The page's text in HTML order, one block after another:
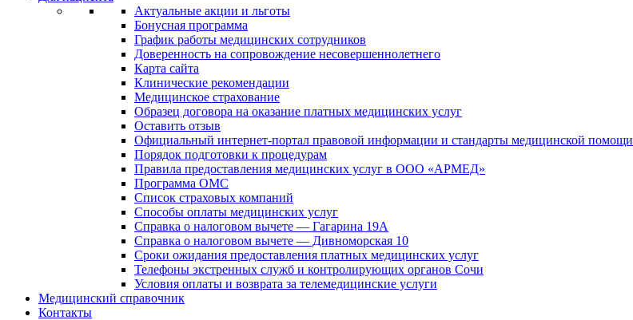
Актуальные акции и льготы
Бонусная программа
График работы медицинских сотрудников
Доверенность на сопровождение несовершеннолетнего
Карта сайта
Клинические рекомендации
Медицинское страхование
Образец договора на оказание платных медицинских услуг
Оставить отзыв
Официальный интернет-портал правовой информации и стандарты медицинской помощи
Порядок подготовки к процедурам
Правила предоставления медицинских услуг в ООО «АРМЕД»
Программа ОМС
Список страховых компаний
Способы оплаты медицинских услуг
Справка о налоговом вычете — Гагарина 19А
Справка о налоговом вычете — Дивноморская 10
Сроки ожидания предоставления платных медицинских услуг
Телефоны экстренных служб и контролирующих органов Сочи
Условия оплаты и возврата за телемедицинские услуги
Медицинский справочник
Контакты